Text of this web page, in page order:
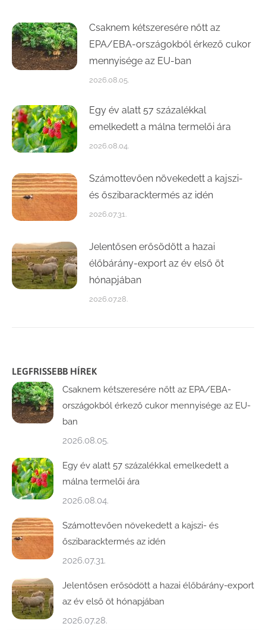
Csaknem kétszeresére nőtt az
EPA/EBA-országokból érkező cukor
mennyisége az EU-ban
2026.08.05.
Egy év alatt 57 százalékkal
emelkedett a málna termelői ára
2026.08.04.
Számottevően növekedett a kajszi-
és őszibaracktermés az idén
2026.07.31.
Jelentősen erősödött a hazai
élőbárány-export az év első öt
hónapjában
2026.07.28.
LEGFRISSEBB HÍREK
Csaknem kétszeresére nőtt az EPA/EBA-
országokból érkező cukor mennyisége az EU-
ban
2026.08.05.
Egy év alatt 57 százalékkal emelkedett a
málna termelői ára
2026.08.04.
Számottevően növekedett a kajszi- és
őszibaracktermés az idén
2026.07.31.
Jelentősen erősödött a hazai élőbárány-export
az év első öt hónapjában
2026.07.28.